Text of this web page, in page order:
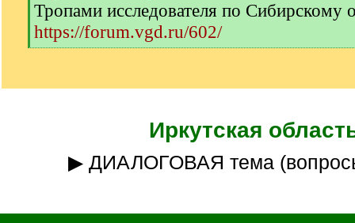
Тропами исследователя по Сибирскому
https://forum.vgd.ru/602/
[
]
Иркутская
▶ ДИАЛОГОВАЯ тема